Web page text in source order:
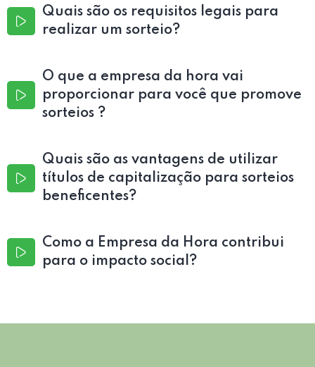
Quais são os requisitos legais para
realizar um sorteio?
O que a empresa da hora vai
proporcionar para você que promove
sorteios ?
Quais são as vantagens de utilizar
títulos de capitalização para sorteios
beneficentes?
Como a Empresa da Hora contribui
para o impacto social?